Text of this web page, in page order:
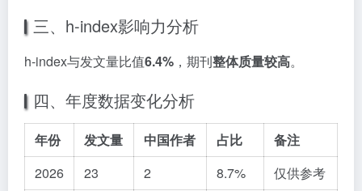
三、h-index影响力分析
h-index与发文量比值6.4% ，期刊整体质量较高。
四、年度数据变化分析
年份 发文量 中国作者 占比
备注
2026
23 2 8.7%
仅供参考